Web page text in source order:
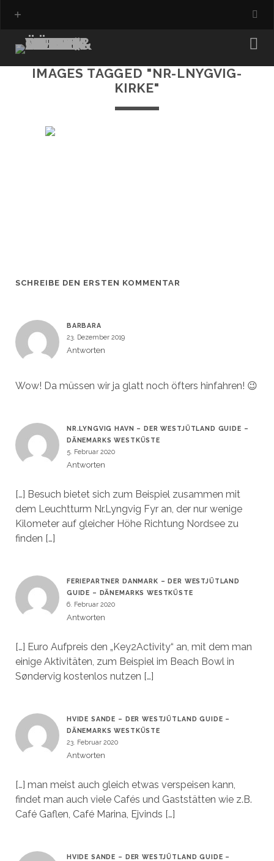
IMAGES TAGGED "NR-LNYGVIG-
KIRKE"
SCHREIBE DEN ERSTEN KOMMENTAR
BARBARA
23. Dezember 2019
Antworten
Wow! Da müssen wir ja glatt noch öfters hinfahren! 😉
NR.LYNGVIG HAVN – DER WESTJÜTLAND GUIDE –
DÄNEMARKS WESTKÜSTE
5. Februar 2020
Antworten
[…] Besuch bietet sich zum Beispiel zusammen mit
dem Leuchtturm Nr.Lyngvig Fyr an, der nur wenige
Kilometer auf gleicher Höhe Richtung Nordsee zu
finden […]
FERIEPARTNER DANMARK – DER WESTJÜTLAND
GUIDE – DÄNEMARKS WESTKÜSTE
6. Februar 2020
Antworten
[…] Euro Aufpreis den „Key2Activity“ an, mit dem man
einige Aktivitäten, zum Beispiel im Beach Bowl in
Søndervig kostenlos nutzen […]
HVIDE SANDE – DER WESTJÜTLAND GUIDE –
DÄNEMARKS WESTKÜSTE
23. Februar 2020
Antworten
[…] man meist auch gleich etwas verspeisen kann,
findet man auch viele Cafés und Gaststätten wie z.B.
Café Gaflen, Café Marina, Ejvinds […]
HVIDE SANDE – DER WESTJÜTLAND GUIDE –